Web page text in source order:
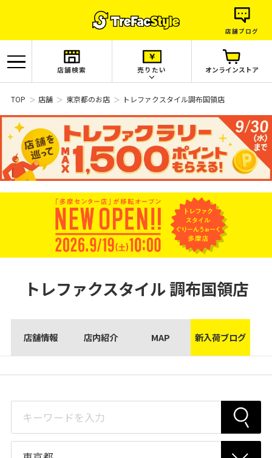
店舗ブログ
店舗検索 売りたい オンラインストア
TOP 店舗 東京都のお店 トレファクスタイル調布国領店
トレファクスタイル調布国領店
店舗情報 店内紹介 MAP 新入荷ブログ